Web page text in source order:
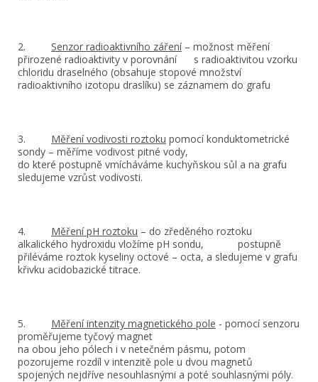
2. Senzor radioaktivního záření– možnost měření
přirozené radioaktivity v porovnání s radioaktivitou vzorku
chloridu draselného (obsahuje stopové množství
radioaktivního izotopu draslíku) se záznamem do grafu
3. Měření vodivosti roztoku pomocí konduktometrické
sondy – měříme vodivost pitné vody,
do které postupně vmícháváme kuchyňskou sůl a na grafu
sledujeme vzrůst vodivosti.
4. Měření pH roztoku – do zředěného roztoku
alkalického hydroxidu vložíme pH sondu, postupně
přiléváme roztok kyseliny octové – octa, a sledujeme v grafu
křivku acidobazické titrace.
5. Měření intenzity magnetického pole - pomocí senzoru
proměřujeme tyčový magnet
na obou jeho pólech i v netečném pásmu, potom
pozorujeme rozdíl v intenzitě pole u dvou magnetů
spojených nejdříve nesouhlasnými a poté souhlasnými póly.